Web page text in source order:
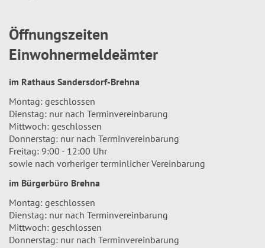
Öffnungszeiten
Einwohnermeldeämter
im Rathaus Sandersdorf-Brehna
Montag: geschlossen
Dienstag: nur nach Terminvereinbarung
Mittwoch: geschlossen
Donnerstag: nur nach Terminvereinbarung
Freitag: 9:00 - 12:00 Uhr
sowie nach vorheriger terminlicher Vereinbarung
im Bürgerbüro Brehna
Montag: geschlossen
Dienstag: nur nach Terminvereinbarung
Mittwoch: geschlossen
Donnerstag: nur nach Terminvereinbarung